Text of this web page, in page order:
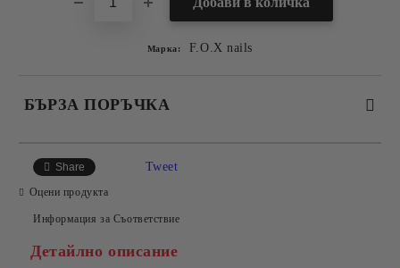
Марка: F.O.X nails
БЪРЗА ПОРЪЧКА
Съгласен съм с
Share Tweet
Оцени продукта
Информация за Съответствие
Детайлно описание